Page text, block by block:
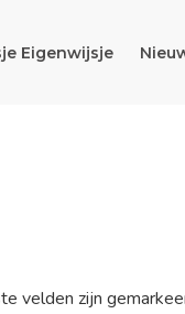
Eigenwijsje
velden zijn